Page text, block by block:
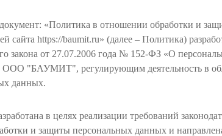
«Политика в отношении обработки и
сайта https://baumit.ru» (далее – Политика)
закона от 27.07.2006 года № 152-ФЗ «О
ООО "БАУМИТ", регулирующим деятельность в
данных.
в целях реализации требований
и защиты персональных данных и